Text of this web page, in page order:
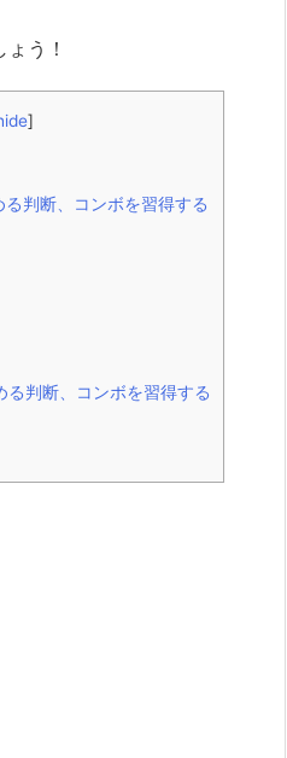
う！
]
判断、コンボを習得する
る判断、コンボを習得する